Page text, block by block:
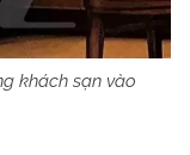
khách sạn vào